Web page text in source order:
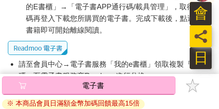
下限也能保底讓你過上平凡的小日子，但屬於你的遊戲體驗，就
靠你去創造了……」
1995 年，我在台北市出生，沒有含著金湯匙，爸媽互動之間仍有
愛情，打從有記憶以來就是驕傲的姊寶，可喜可賀。
2020 年，我在起步並不順的新創冒險後，居然又選擇投入非常早
期的創業項目，連薪水都沒了。領著人生第一筆失業救濟金，仰
仗著學歷接了國中家教賺些生活費。想想，我之所能夠如此任
性，並不是因為我有多特別，只是因為我至少不用擔心失去住
的E書櫃」→「電子書APP通行碼/載具管理」，取得通行
碼再登入下載您所購買的電子書。完成下載後，點選任一
書籍即可開始離線閱讀。
請至會員中心→電子書服務「我的e書櫃」領取複製『兌換
碼』至電子書服務商Readmoo進行兌換。
退換貨須知：
因版權保護，您在金石堂所購買的電子書僅能以金石堂專屬
電子書
※ 本商品會員日滿額金幣加碼回饋最高15倍
日
員
會